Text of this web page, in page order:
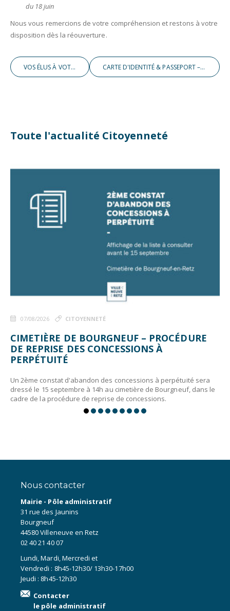
du 18 juin
Nous vous remercions de votre compréhension et restons à votre
disposition dès la réouverture.
VOS ÉLUS À VOTRE RENCONTRE CARTE D'IDENTITÉ & PASSEPORT – INFORMATION IMPORTANTE
Toute l'actualité Citoyenneté
07/08/2026 CITOYENNETÉ
CIMETIÈRE DE BOURGNEUF – PROCÉDURE
DE REPRISE DES CONCESSIONS À
PERPÉTUITÉ
Un 2ème constat d'abandon des concessions à perpétuité sera
dressé le 15 septembre à 14h au cimetière de Bourgneuf, dans le
cadre de la procédure de reprise de concessions.
Nous contacter
Mairie - Pôle administratif
31 rue des Jaunins
Bourgneuf
44580 Villeneuve en Retz
02 40 21 40 07
Lundi, Mardi, Mercredi et
Vendredi : 8h45-12h30/ 13h30-17h00
Jeudi : 8h45-12h30
Contacter
le pôle administratif